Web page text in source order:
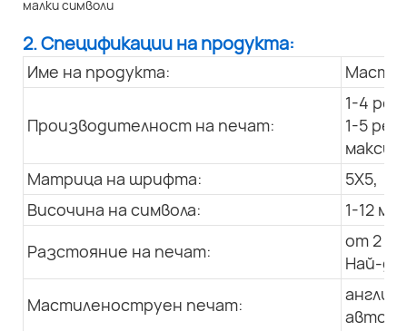
2. Спецификации на продукта:
Име на продукта:
Производителност на печат:
1-4
1-5
Матрица на шрифта:
5X5,
Височина на символа:
1-12
Разстояние на печат:
от 2
Най-
Мастиленоструен печат: